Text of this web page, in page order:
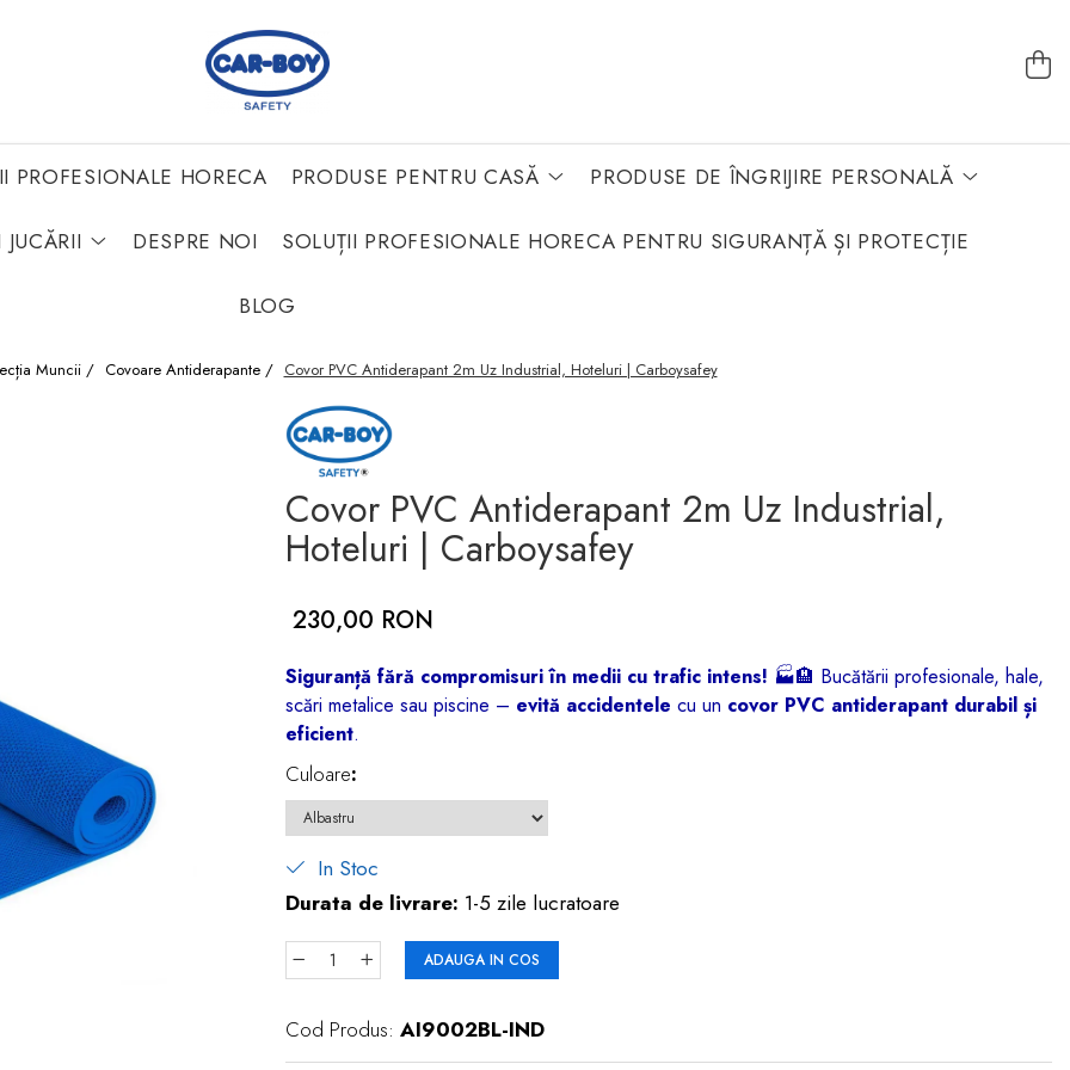
PROFESIONALE HORECA PRODUSE PENTRU CASĂ PRODUSE DE ÎNGRIJIRE PERSONALĂ
JUCĂRII DESPRE NOI SOLUȚII PROFESIONALE HORECA PENTRU SIGURANȚĂ ȘI PROTECȚIE
BLOG
Muncii / Covoare Antiderapante / Covor PVC Antiderapant 2m Uz Industrial, Hoteluri | Carboysafey
Covor PVC Antiderapant 2m Uz Industrial,
Hoteluri | Carboysafey
230,00 RON
Siguranță fără compromisuri în medii cu trafic intens! 🏭🏨 Bucătării profesionale, hale,
scări metalice sau piscine – evită accidentele cu un covor PVC antiderapant durabil și
eficient.
Culoare:
In Stoc
Durata de livrare: 1-5 zile lucratoare
ADAUGA IN COS
Cod Produs: AI9002BL-IND